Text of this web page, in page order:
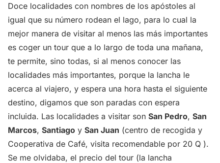
Doce localidades con nombres de los apóstoles al
igual que su número rodean el lago, para lo cual la
mejor manera de visitar al menos las más importantes
es coger un tour que a lo largo de toda una mañana,
te permite, sino todas, si al menos conocer las
localidades más importantes, porque la lancha le
acerca al viajero, y espera una hora hasta el siguiente
destino, digamos que son paradas con espera
incluida. Las localidades a visitar son San Pedro, San
Marcos, Santiago y San Juan (centro de recogida y
Cooperativa de Café, visita recomendable por 20 Q ).
Se me olvidaba, el precio del tour (la lancha